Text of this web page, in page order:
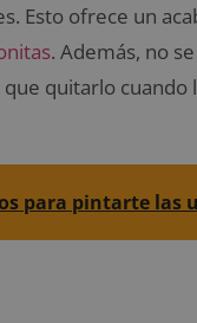
Esto ofrece un
. Además, no
quitarlo cuando
para pintarte las